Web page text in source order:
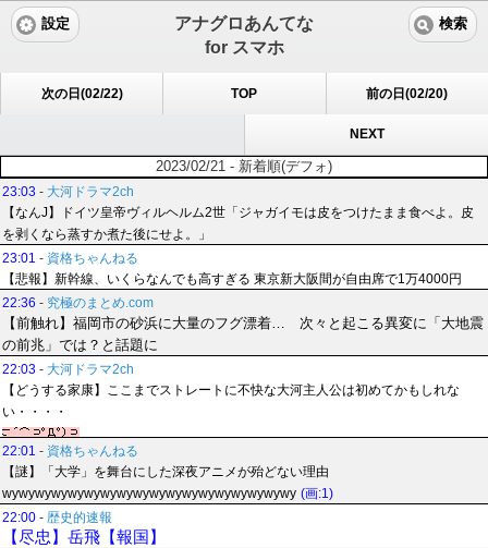
アナグロあんてな
for スマホ
設定 検索
次の日(02/22) TOP 前の日(02/20)
NEXT
2023/02/21 - 新着順(デフォ)
23:03 - 大河ドラマ2ch
【なんJ】ドイツ皇帝ヴィルヘルム2世「ジャガイモは皮をつけたまま食べよ。皮
を剥くなら蒸すか煮た後にせよ。」
23:01 - 資格ちゃんねる
【悲報】新幹線、いくらなんでも高すぎる 東京新大阪間が自由席で1万4000円
22:36 - 究極のまとめ.com
【前触れ】福岡市の砂浜に大量のフグ漂着… 次々と起こる異変に「大地震
の前兆」では？と話題に
22:03 - 大河ドラマ2ch
【どうする家康】ここまでストレートに不快な大河主人公は初めてかもしれな
い・・・・
22:01 - 資格ちゃんねる
【謎】「大学」を舞台にした深夜アニメが殆どない理由
wywywywywywywywywywywywywywywywywywy (画:1)
22:00 - 歴史的速報
【尽忠】岳飛【報国】